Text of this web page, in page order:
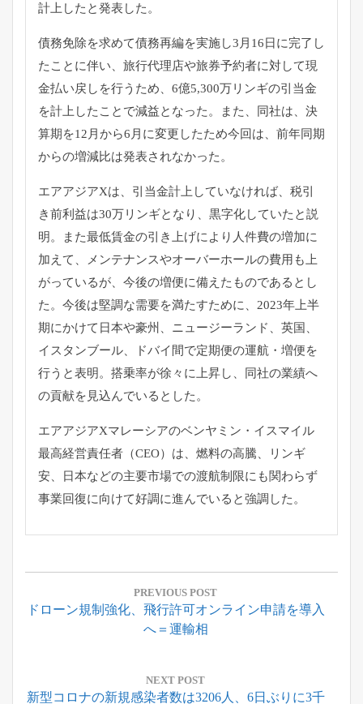
計上したと発表した。
債務免除を求めて債務再編を実施し3月16日に完了し
たことに伴い、旅行代理店や旅券予約者に対して現
金払い戻しを行うため、 6億5,300万リンギの引当金
を計上したことで減益となった。
また、同社は、決
算期を12月から6月に変更したため今回は、 前年同期
からの増減比は発表されなかった。
エアアジアXは、引当金計上していなければ、 税引
き前利益は30万リンギとなり、黒字化していたと説
明。
また最低賃金の引き上げにより人件費の増加に
加えて、
メンテナンスやオーバーホールの費用も上
がっているが、 今後の増便に備えたものであるとし
た。 今後は堅調な需要を満たすために、 2023年上半
期にかけて日本や豪州、ニュージーランド、英国、
イスタンブール、ドバイ間で定期便の運航・増便を
行うと表明。 搭乗率が徐々に上昇し、
同社の業績へ
の貢献を見込んでいるとした。
エアアジアXマレーシアのベンヤミン・ イスマイル
最高経営責任者（CEO）は、燃料の高騰、リンギ
安、
日本などの主要市場での渡航制限にも関わらず
事業回復に向けて好調に進んでいると強調した。
投
ナ
PREVIOUS POST
Previous
ドローン規制強化、飛行許可オンライン申請を導入
へ＝運輸相
NEXT POST
Next
新型コロナの新規感染者数は3206人、6日ぶりに3千